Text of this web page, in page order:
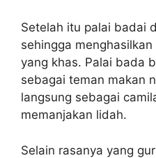
Setelah itu palai badai
sehingga
yang khas. Palai bada
sebagai teman makan
langsung sebagai
memanjakan lidah.
Selain rasanya yang